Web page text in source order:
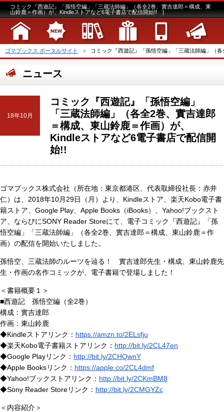
コミック『西遊記』「孫悟空編」「三蔵法師編」（各全2巻、實吉達郎＝構成、東
山鈴鹿＝作画）が、Kindleストアなど6電子書店で配信開始!! |
ゴマブックス ポータルサイト コミック『西遊記』「孫悟空編」「三蔵法師編」（
ニュース
18年10月
コミック『西遊記』「孫悟空編」
「三蔵法師編」（各全2巻、實吉達郎
＝構成、東山鈴鹿＝作画）が、
Kindleストアなど6電子書店で配信開
始!!
ゴマブックス株式会社（所在地：東京都港区、代表取締役社長：赤井
仁）は、2018年10月29日（月）より、Kindleストア、楽天Kobo電子書
籍ストア、Google Play、Apple Books（iBooks）、Yahoo!ブックスト
ア、ならびにSONY Reader Storeにて、電子コミック『西遊記』「孫
悟空編」「三蔵法師編」（各全2巻、實吉達郎＝構成、東山鈴鹿＝作
画）の配信を開始いたしました。
孫悟空、三蔵法師のルーツを辿る！ 實吉達郎先生・構成、東山鈴鹿先
生・作画の名作コミックが、電子書籍で登場しました！
＜書籍概要１＞
■西遊記 孫悟空編（全2巻）
構成：實吉達郎
作画：東山鈴鹿
◆Kindleストアリンク： https://amzn.to/2ELsfju
◆楽天Kobo電子書籍ストアリンク： http://bit.ly/2CL47en
◆Google Playリンク： http://bit.ly/2CHQwnY
◆Apple Booksリンク： https://apple.co/2CL4dmf
◆Yahoo!ブックストアリンク： http://bit.ly/2CKmBM8
◆Sony Reader Storeリンク： http://bit.ly/2CMGYZc
＜内容紹介＞